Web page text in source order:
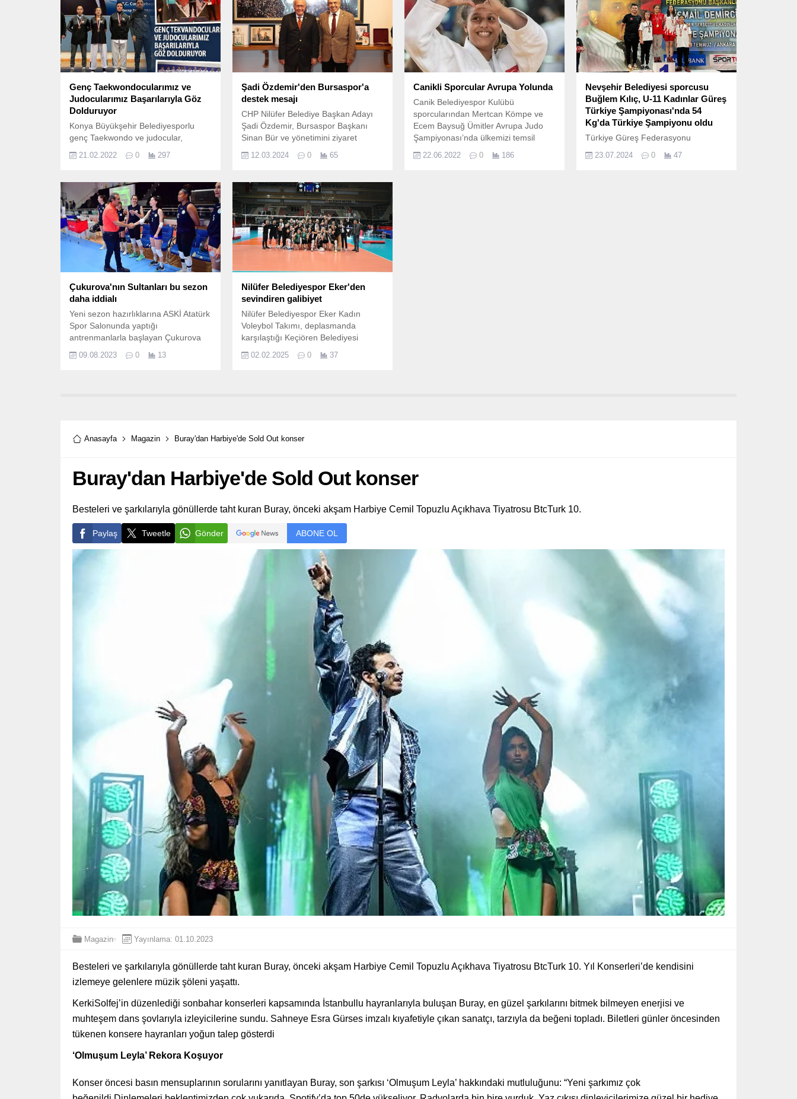
Genç Taekwondocularımız ve
Judocularımız Başarılarıyla Göz
Dolduruyor
Konya Büyükşehir Belediyesporlu
genç Taekwondo ve judocular,
dolduruyor.
21.02.2022 0 297
Şadi Özdemir'den Bursaspor'a
destek mesajı
CHP Nilüfer Belediye Başkan Adayı
Şadi Özdemir, Bursaspor Başkanı
Sinan Bür ve yönetimini ziyaret
araya gelerek Bursaspor için bir güç
12.03.2024 0 65
Canikli Sporcular Avrupa Yolunda
Canik Belediyespor Kulübü
sporcularından Mertcan Kömpe ve
Ecem Baysuğ Ümitler Avrupa Judo
Şampiyonası’nda ülkemizi temsil
22.06.2022 0 186
Nevşehir Belediyesi sporcusu
Buğlem Kılıç, U-11 Kadınlar Güreş
Türkiye Şampiyonası'nda 54
Kg'da Türkiye Şampiyonu oldu
Türkiye Güreş Federasyonu
Kadınlar Güreş Türkiye Şampiyonası,
23.07.2024 0 47
Çukurova'nın Sultanları bu sezon
daha iddialı
Yeni sezon hazırlıklarına ASKİ Atatürk
Spor Salonunda yaptığı
antrenmanlarla başlayan Çukurova
takımının yeni sezon için hedefe
09.08.2023 0 13
Nilüfer Belediyespor Eker'den
sevindiren galibiyet
Nilüfer Belediyespor Eker Kadın
Voleybol Takımı, deplasmanda
karşılaştığı Keçiören Belediyesi
taraftarlarına büyük sevinç yaşattı.
02.02.2025 0 37
Anasayfa Magazin Buray'dan Harbiye'de Sold Out konser
Buray'dan Harbiye'de Sold Out konser
Besteleri ve şarkılarıyla gönüllerde taht kuran Buray, önceki akşam Harbiye Cemil Topuzlu Açıkhava Tiyatrosu BtcTurk 10.
Paylaş Tweetle Gönder ABONE OL
Magazin Yayınlama: 01.10.2023
Besteleri ve şarkılarıyla gönüllerde taht kuran Buray, önceki akşam Harbiye Cemil Topuzlu Açıkhava Tiyatrosu BtcTurk 10. Yıl Konserleri’de kendisini
izlemeye gelenlere müzik şöleni yaşattı.
KerkiSolfej’in düzenlediği sonbahar konserleri kapsamında İstanbullu hayranlarıyla buluşan Buray, en güzel şarkılarını bitmek bilmeyen enerjisi ve
muhteşem dans şovlarıyla izleyicilerine sundu. Sahneye Esra Gürses imzalı kıyafetiyle çıkan sanatçı, tarzıyla da beğeni topladı. Biletleri günler öncesinden
tükenen konsere hayranları yoğun talep gösterdi
‘Olmuşum Leyla’ Rekora Koşuyor
Konser öncesi basın mensuplarının sorularını yanıtlayan Buray, son şarkısı ‘Olmuşum Leyla’ hakkındaki mutluluğunu: “Yeni şarkımız çok